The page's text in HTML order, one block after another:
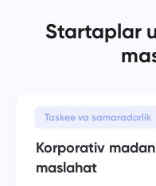
Startaplar
Taskee va samaradorlik
Korporativ
maslahat